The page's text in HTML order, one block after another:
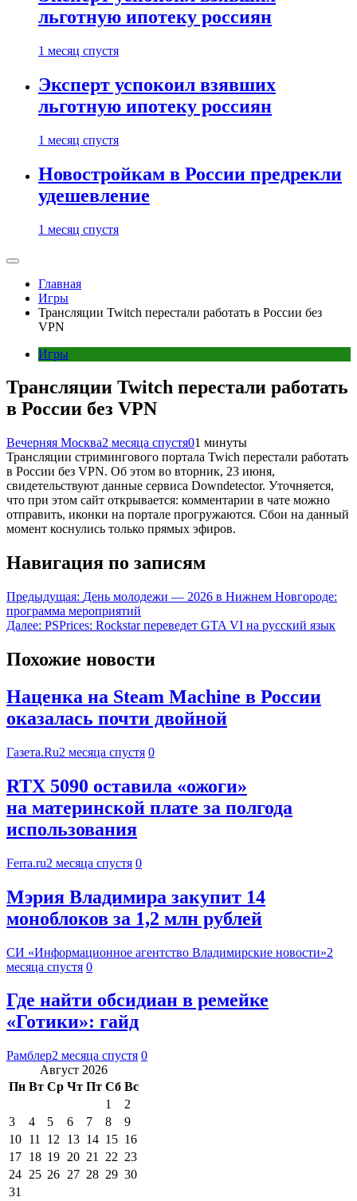
льготную ипотеку россиян
1 месяц спустя
Эксперт успокоил взявших
льготную ипотеку россиян
1 месяц спустя
Новостройкам в России предрекли
удешевление
1 месяц спустя
Главная
Игры
Трансляции Twitch перестали работать в России без
VPN
Игры
Трансляции Twitch перестали работать
в России без VPN
Вечерняя Москва2 месяца спустя01 минуты
Трансляции стримингового портала Twich перестали работать
в России без VPN. Об этом во вторник, 23 июня,
свидетельствуют данные сервиса Downdetector. Уточняется,
что при этом сайт открывается: комментарии в чате можно
отправить, иконки на портале прогружаются. Сбои на данный
момент коснулись только прямых эфиров.
Навигация по записям
Предыдущая: День молодежи — 2026 в Нижнем Новгороде:
программа мероприятий
Далее: PSPrices: Rockstar переведет GTA VI на русский язык
Похожие новости
Наценка на Steam Machine в России
оказалась почти двойной
Газета.Ru2 месяца спустя 0
RTX 5090 оставила «ожоги»
на материнской плате за полгода
использования
Ferra.ru2 месяца спустя 0
Мэрия Владимира закупит 14
моноблоков за 1,2 млн рублей
СИ «Информационное агентство Владимирские новости»2
месяца спустя 0
Где найти обсидиан в ремейке
«Готики»: гайд
Рамблер2 месяца спустя 0
Август 2026
Пн Вт Ср Чт Пт Сб Вс
1
2
3
4 5 6 7 8
9
10 11 12 13 14 15 16
17 18 19 20 21 22 23
24 25 26 27 28 29 30
31